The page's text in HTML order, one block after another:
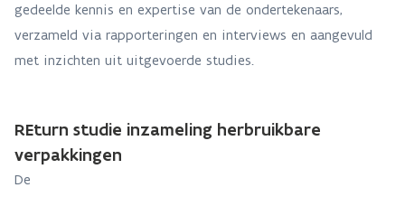
gedeelde kennis en expertise van de ondertekenaars,
verzameld via rapporteringen en interviews en aangevuld
met inzichten uit uitgevoerde studies.
REturn studie inzameling herbruikbare
verpakkingen
De